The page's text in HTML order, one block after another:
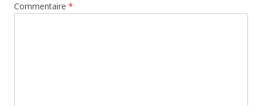
Commentaire *